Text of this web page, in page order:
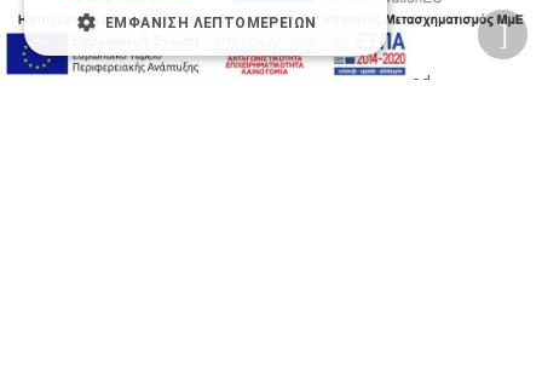
2026 © Δίγκας Γ. Ιατρικά. All rights reserved.
ΕΜΦΆΝΙΣΗ ΛΕΠΤΟΜΕΡΕΙΏΝ